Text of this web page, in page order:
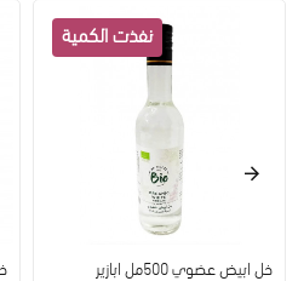
خل ابيض عضوي 500مل ابازير